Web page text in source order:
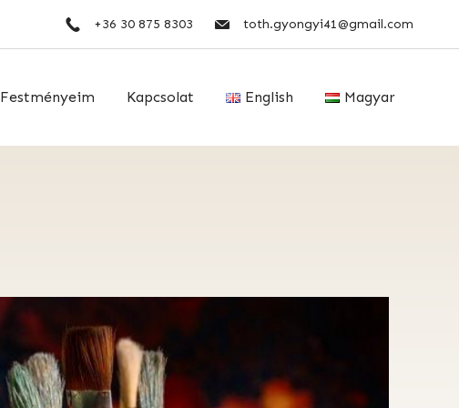
+36 30 875 8303 toth.gyongyi41@gmail.com
Festményeim Kapcsolat English Magyar